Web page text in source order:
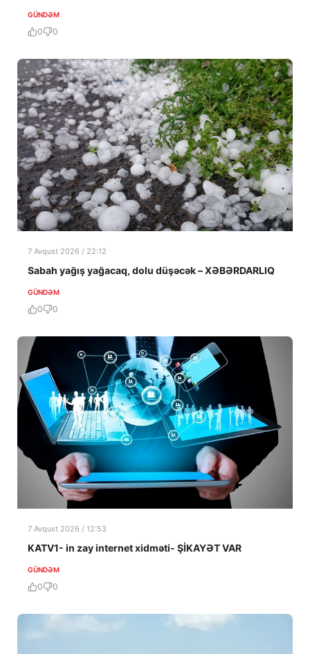
GÜNDƏM
0 0
7 Avqust 2026 / 22:12
Sabah yağış yağacaq, dolu düşəcək – XƏBƏRDARLIQ
GÜNDƏM
0 0
7 Avqust 2026 / 12:53
KATV1- in zay internet xidməti- ŞİKAYƏT VAR
GÜNDƏM
0 0